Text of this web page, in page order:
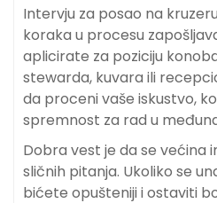
Intervju za posao na
koraka u procesu
aplicirate za poziciju
stewarda, kuvara ili
da proceni vaše iskustvo,
spremnost za rad u
Dobra vest je da se većina
sličnih pitanja. Ukoliko se
bićete opušteniji i ostaviti